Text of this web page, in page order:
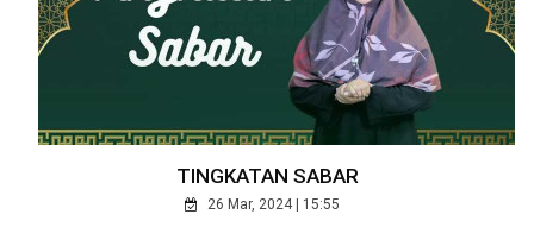
TINGKATAN SABAR
26 Mar, 2024 | 15:55